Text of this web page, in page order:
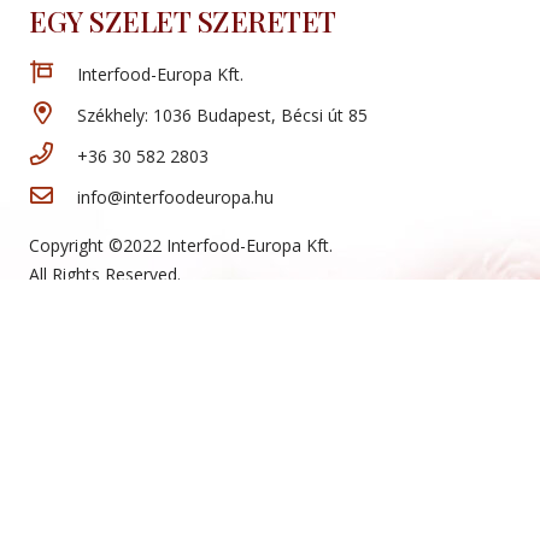
EGY SZELET SZERETET
Interfood-Europa Kft.
Székhely: 1036 Budapest, Bécsi út 85
+36 30 582 2803
info@interfoodeuropa.hu
Copyright ©2022 Interfood-Europa Kft.
All Rights Reserved.